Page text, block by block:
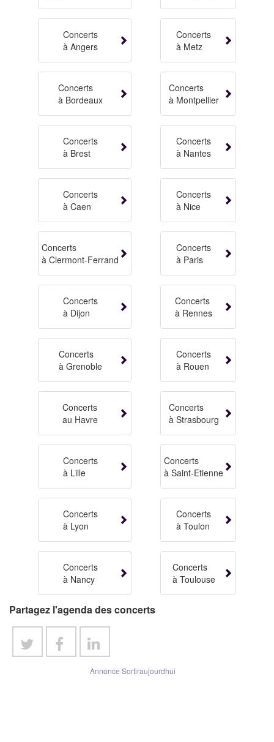
Concerts
à Angers
Concerts
à Bordeaux
Concerts
à Brest
Concerts
à Caen
Concerts
à Clermont-Ferrand
Concerts
à Dijon
Concerts
à Grenoble
Concerts
au Havre
Concerts
à Lille
Concerts
à Lyon
Concerts
à Nancy
Concerts
à Metz
Concerts
à Montpellier
Concerts
à Nantes
Concerts
à Nice
Concerts
à Paris
Concerts
à Rennes
Concerts
à Rouen
Concerts
à Strasbourg
Concerts
à Saint-Etienne
Concerts
à Toulon
Concerts
à Toulouse
Partagez l'agenda des concerts
Annonce Sortiraujourdhui